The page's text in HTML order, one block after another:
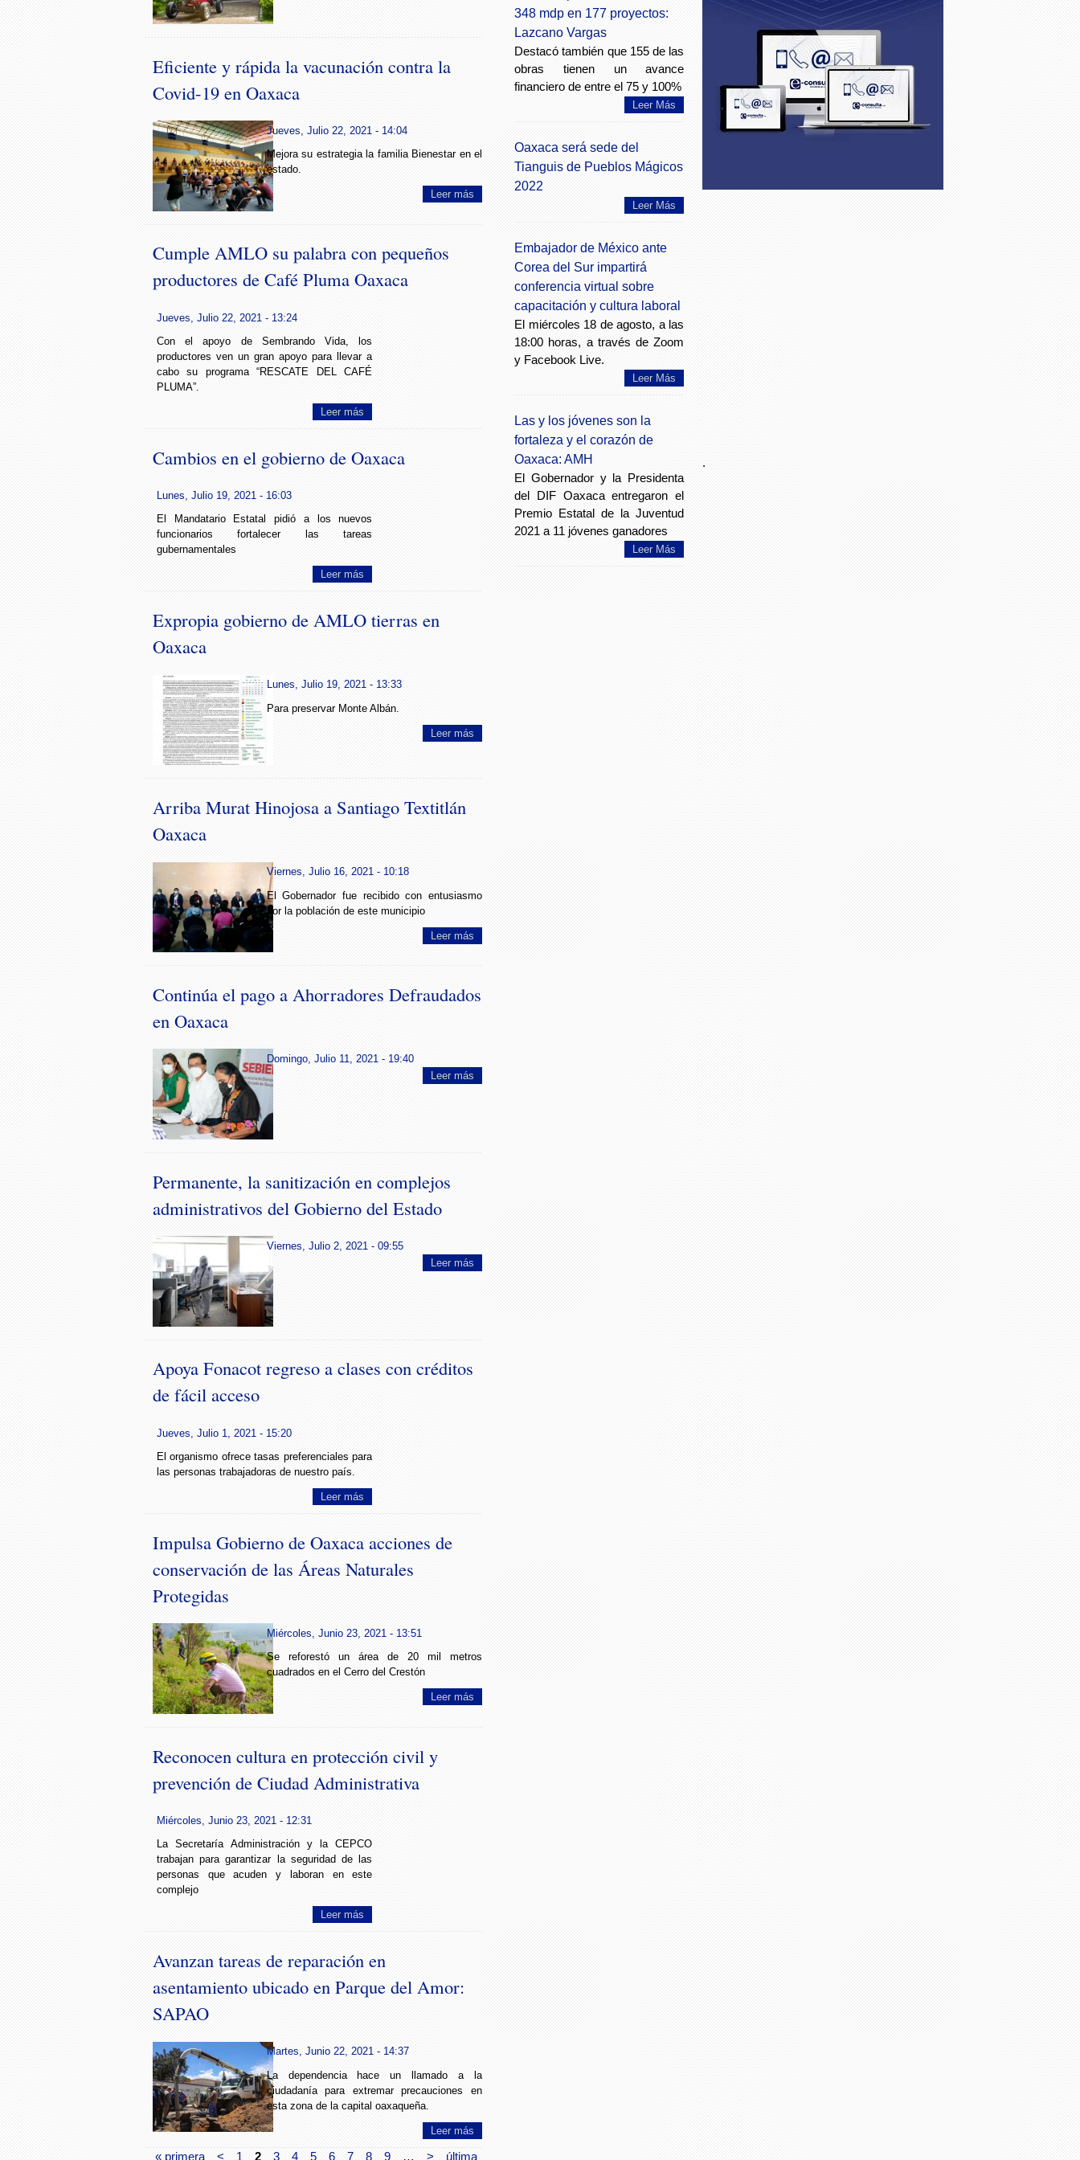
Eficiente y rápida la vacunación contra la
Covid-19 en Oaxaca
Jueves, Julio 22, 2021 - 14:04
Mejora su estrategia la familia Bienestar en el
estado.
Leer más
Cumple AMLO su palabra con pequeños
productores de Café Pluma Oaxaca
Jueves, Julio 22, 2021 - 13:24
Con el apoyo de Sembrando Vida, los
productores ven un gran apoyo para llevar a
cabo su programa “RESCATE DEL CAFÉ
PLUMA”.
Leer más
Cambios en el gobierno de Oaxaca
Lunes, Julio 19, 2021 - 16:03
El Mandatario Estatal pidió a los nuevos
funcionarios fortalecer las tareas
gubernamentales
Leer más
Expropia gobierno de AMLO tierras en
Oaxaca
Lunes, Julio 19, 2021 - 13:33
Para preservar Monte Albán.
Leer más
Arriba Murat Hinojosa a Santiago Textitlán
Oaxaca
Viernes, Julio 16, 2021 - 10:18
El Gobernador fue recibido con entusiasmo
por la población de este municipio
Leer más
Continúa el pago a Ahorradores Defraudados
en Oaxaca
Domingo, Julio 11, 2021 - 19:40
Leer más
Permanente, la sanitización en complejos
administrativos del Gobierno del Estado
Viernes, Julio 2, 2021 - 09:55
Leer más
Apoya Fonacot regreso a clases con créditos
de fácil acceso
Jueves, Julio 1, 2021 - 15:20
El organismo ofrece tasas preferenciales para
las personas trabajadoras de nuestro país.
Leer más
Impulsa Gobierno de Oaxaca acciones de
conservación de las Áreas Naturales
Protegidas
Miércoles, Junio 23, 2021 - 13:51
Se reforestó un área de 20 mil metros
cuadrados en el Cerro del Crestón
Leer más
Reconocen cultura en protección civil y
prevención de Ciudad Administrativa
Miércoles, Junio 23, 2021 - 12:31
La Secretaría Administración y la CEPCO
trabajan para garantizar la seguridad de las
personas que acuden y laboran en este
complejo
Leer más
Avanzan tareas de reparación en
asentamiento ubicado en Parque del Amor:
SAPAO
Martes, Junio 22, 2021 - 14:37
La dependencia hace un llamado a la
ciudadanía para extremar precauciones en
esta zona de la capital oaxaqueña.
Leer más
« primera < 1 2 3 4 5 6 7 8 9 … > última
348 mdp en 177 proyectos:
Lazcano Vargas
Destacó también que 155 de las
obras tienen un avance
financiero de entre el 75 y 100%
Leer Más
Oaxaca será sede del
Tianguis de Pueblos Mágicos
2022
Leer Más
Embajador de México ante
Corea del Sur impartirá
conferencia virtual sobre
capacitación y cultura laboral
El miércoles 18 de agosto, a las
18:00 horas, a través de Zoom
y Facebook Live.
Leer Más
Las y los jóvenes son la
fortaleza y el corazón de
Oaxaca: AMH
El Gobernador y la Presidenta
del DIF Oaxaca entregaron el
Premio Estatal de la Juventud
2021 a 11 jóvenes ganadores
Leer Más
.